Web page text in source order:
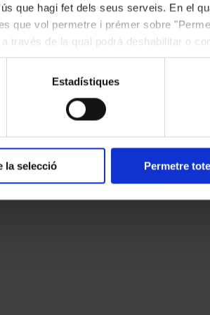
que hagi fet dels seus serveis. En el
que vol permetre i prémer sobre
, a través de la qual podrà deshabilitar o
Estadístiques
la selecció Permetre